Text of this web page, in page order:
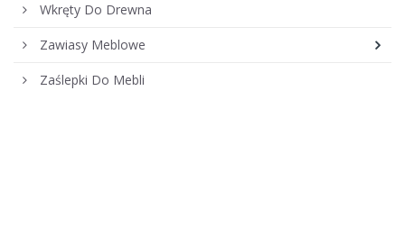
Wkręty Do Drewna
Zawiasy Meblowe
Zaślepki Do Mebli